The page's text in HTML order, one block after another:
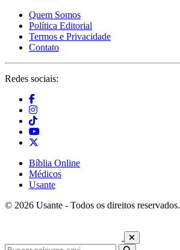
Quem Somos
Política Editorial
Termos e Privacidade
Contato
Redes sociais:
Bíblia Online
Médicos
Usante
© 2026 Usante - Todos os direitos reservados.